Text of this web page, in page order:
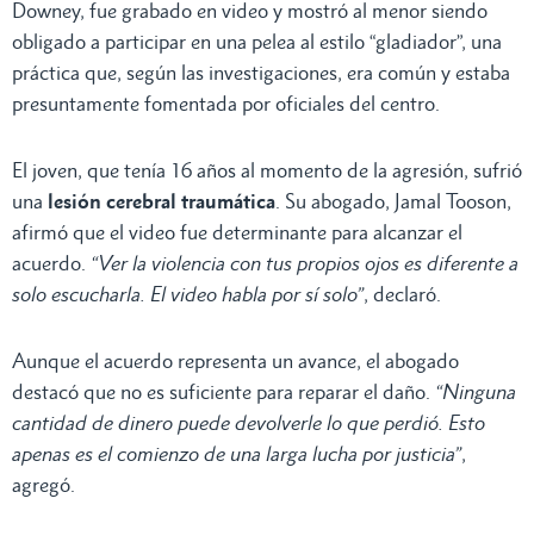
Downey, fue grabado en video y mostró al menor siendo
obligado a participar en una pelea al estilo “gladiador”, una
práctica que, según las investigaciones, era común y estaba
presuntamente fomentada por oficiales del centro.
El joven, que tenía 16 años al momento de la agresión, sufrió
una lesión cerebral traumática . Su abogado, Jamal Tooson,
afirmó que el video fue determinante para alcanzar el
acuerdo. “Ver la violencia con tus propios ojos es diferente a
solo escucharla. El video habla por sí solo”, declaró.
Aunque el acuerdo representa un avance, el abogado
destacó que no es suficiente para reparar el daño. “Ninguna
cantidad de dinero puede devolverle lo que perdió. Esto
apenas es el comienzo de una larga lucha por justicia”,
agregó.